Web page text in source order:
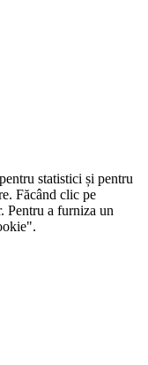
statistici și pentru
Făcând clic pe
Pentru a furniza un